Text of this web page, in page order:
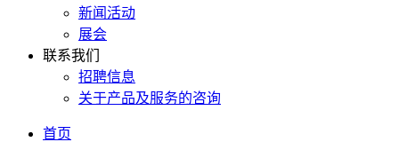
新闻活动
展会
联系我们
招聘信息
关于产品及服务的咨询
首页